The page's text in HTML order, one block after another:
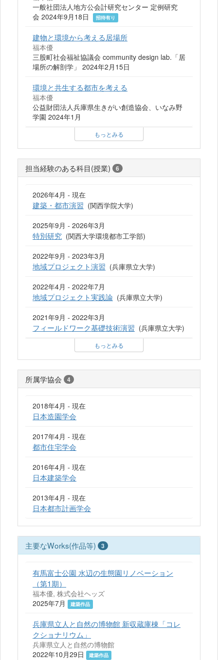
一般社団法人地方公会計研究センター 定例研究
会 2024年9月18日
招待有り
建物と環境から考える居場所
福本優
三股町社会福祉協議会 community design lab.「居
場所の解剖学」 2024年2月15日
環境と共生する都市を考える
福本優
公益財団法人兵庫県生きがい創造協会、いなみ野
学園 2024年1月
もっとみる
担当経験のある科目(授業) 6
2026年4月 - 現在
建築・都市演習 (関西学院大学)
2025年9月 - 2026年3月
特別研究 (関西大学環境都市工学部)
2022年9月 - 2023年3月
地域プロジェクト演習 (兵庫県立大学)
2022年4月 - 2022年7月
地域プロジェクト実践論 (兵庫県立大学)
2021年9月 - 2022年3月
フィールドワーク基礎技術演習 (兵庫県立大学)
もっとみる
所属学協会 4
2018年4月 - 現在
日本造園学会
2017年4月 - 現在
都市住宅学会
2016年4月 - 現在
日本建築学会
2013年4月 - 現在
日本都市計画学会
主要なWorks(作品等) 3
有馬富士公園 水辺の生態園リノベーション
（第1期）
福本優, 株式会社ヘッズ
2025年7月
建築作品
兵庫県立人と自然の博物館 新収蔵庫棟「コレ
クショナリウム」
兵庫県立人と自然の博物館
2022年10月29日
建築作品